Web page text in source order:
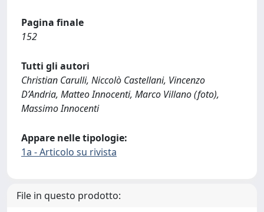
Pagina finale
152
Tutti gli autori
Christian Carulli, Niccolò Castellani, Vincenzo
D’Andria, Matteo Innocenti, Marco Villano (foto),
Massimo Innocenti
Appare nelle tipologie:
1a - Articolo su rivista
File in questo prodotto: